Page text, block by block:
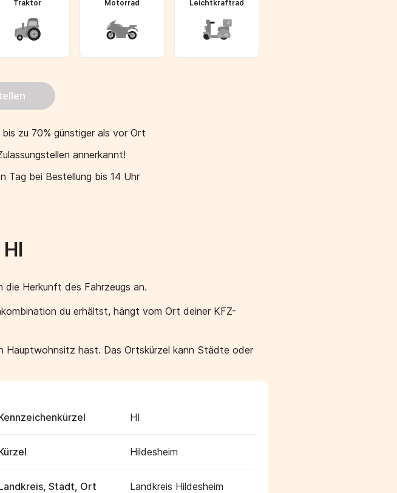
Traktor Motorrad Leichtkraftrad
bis zu 70% günstiger als vor Ort
annerkannt!
Tag bei Bestellung bis 14 Uhr
die Herkunft des Fahrzeugs an.
du erhältst, hängt vom Ort deiner KFZ-
Hauptwohnsitz hast. Das Ortskürzel kann Städte oder
HI
Hildesheim
Stadt, Ort Landkreis Hildesheim